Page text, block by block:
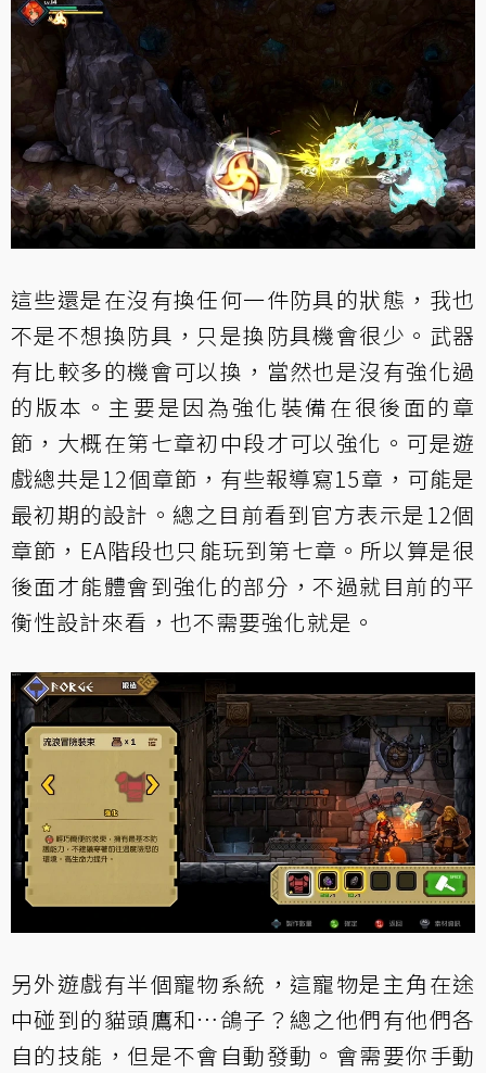
這些還是在沒有換任何一件防具的狀態，我也
不是不想換防具，只是換防具機會很少。武器
有比較多的機會可以換，當然也是沒有強化過
的版本。主要是因為強化裝備在很後面的章
節，大概在第七章初中段才可以強化。可是遊
戲總共是12個章節，有些報導寫15章，可能是
最初期的設計。總之目前看到官方表示是12個
章節，EA階段也只能玩到第七章。所以算是很
後面才能體會到強化的部分，不過就目前的平
衡性設計來看，也不需要強化就是。
另外遊戲有半個寵物系統，這寵物是主角在途
中碰到的貓頭鷹和…鴿子？總之他們有他們各
自的技能，但是不會自動發動。會需要你手動